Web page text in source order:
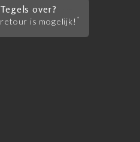
Tegels over?
retour is mogelijk! *